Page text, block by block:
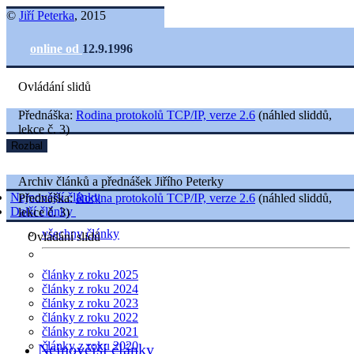
© Jiří Peterka, 2015
online od 12.9.1996
Ovládání slidů
Nejnovější články
Další články
všechny články
články z roku 2025
články z roku 2024
články z roku 2023
články z roku 2022
články z roku 2021
články z roku 2020
Přednáška: Rodina protokolů TCP/IP, verze 2.6 (náhled sliddů,
lekce č. 3)
Rozbal
Archiv článků a přednášek Jiřího Peterky
Přednáška:Rodina protokolů TCP/IP, verze 2.6 (náhled sliddů,
lekce č. 3)
Ovládání slidů
Nejnovější články